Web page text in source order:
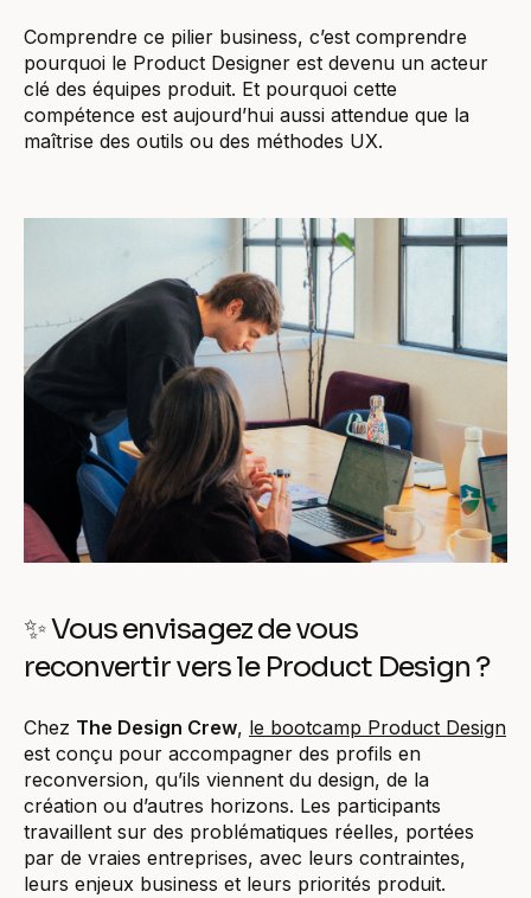
Comprendre ce pilier business, c’est comprendre
pourquoi le Product Designer est devenu un acteur
clé des équipes produit. Et pourquoi cette
compétence est aujourd’hui aussi attendue que la
maîtrise des outils ou des méthodes UX.
✨ Vous envisagez de vous
reconvertir vers le Product Design ?
Chez The Design Crew, le bootcamp Product Design
est conçu pour accompagner des profils en
reconversion, qu’ils viennent du design, de la
création ou d’autres horizons. Les participants
travaillent sur des problématiques réelles, portées
par de vraies entreprises, avec leurs contraintes,
leurs enjeux business et leurs priorités produit.